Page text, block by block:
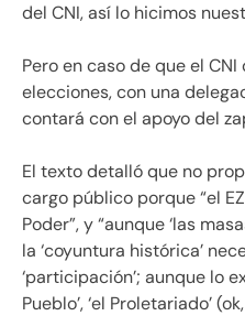
del CNI, así lo hicimos
Pero en caso de que el
elecciones, con una
contará con el apoyo del
El texto detalló que no
cargo público porque “el
Poder”, y “aunque ‘las
la ‘coyuntura histórica’
‘participación’; aunque lo
Pueblo’, ‘el Proletariado’